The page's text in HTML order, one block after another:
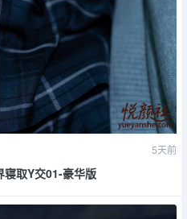
5天前
取Y交01-豪华版